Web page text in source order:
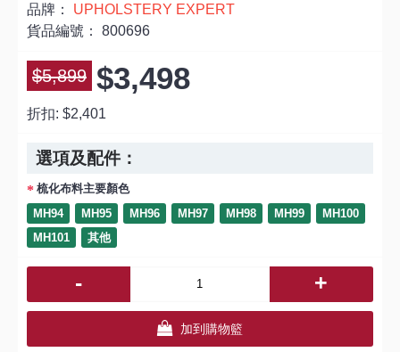
品牌： UPHOLSTERY EXPERT
貨品編號： 800696
$5,899 $3,498
折扣: $2,401
選項及配件：
梳化布料主要顏色
MH94
MH95 MH96 MH97 MH98 MH99
MH100
MH101
其他
- +
加到購物籃